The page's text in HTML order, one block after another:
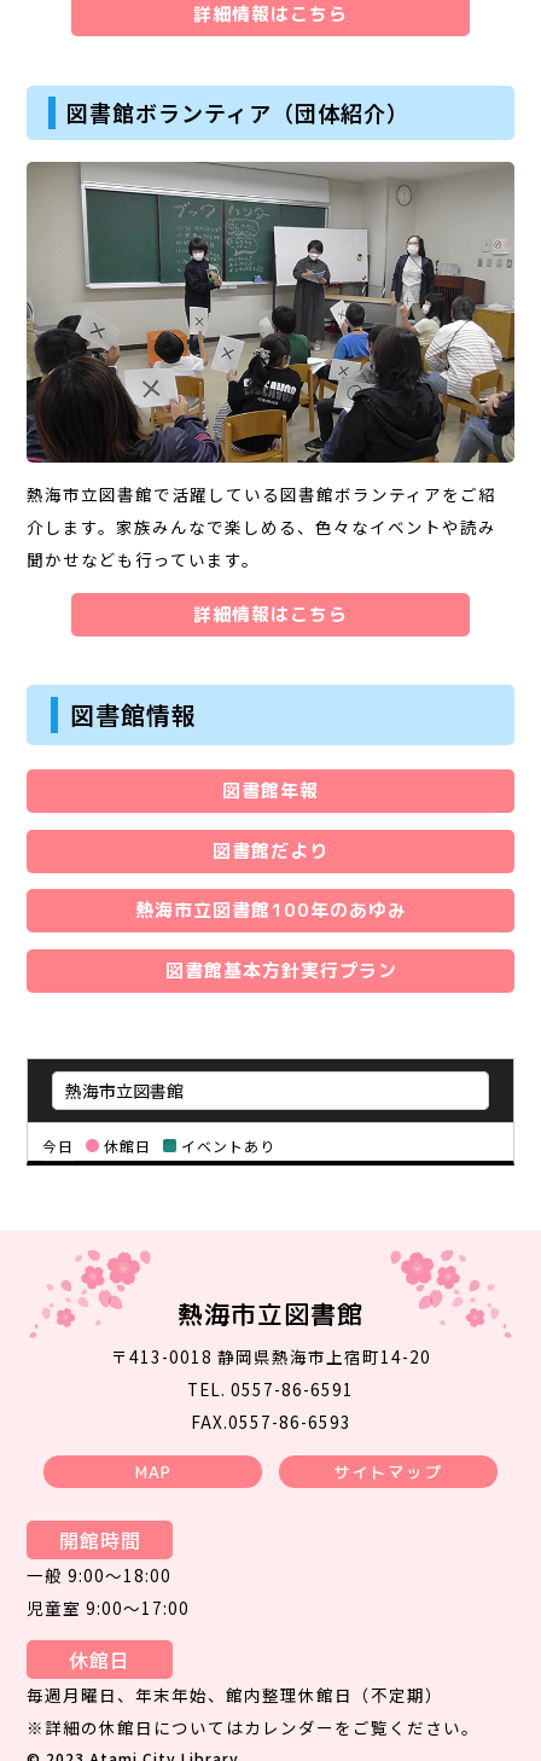
今日 休館日 イベントあり
詳細情報はこちら
図書館ボランティア（団体紹介）
熱海市立図書館で活躍している図書館ボランティアをご紹
介します。家族みんなで楽しめる、色々なイベントや読み
聞かせなども行っています。
詳細情報はこちら
図書館情報
図書館年報
図書館だより
熱海市立図書館100年のあゆみ
図書館基本方針実行プラン
熱海市立図書館
〒413-0018 静岡県熱海市上宿町14-20
TEL. 0557-86-6591
FAX.0557-86-6593
MAP サイトマップ
開館時間
一般 9:00～18:00
児童室 9:00～17:00
休館日
毎週月曜日、年末年始、館内整理休館日（不定期）
※詳細の休館日についてはカレンダーをご覧ください。